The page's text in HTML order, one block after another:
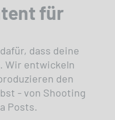
für
dass deine
Wir entwickeln
den
- von Shooting
Posts.